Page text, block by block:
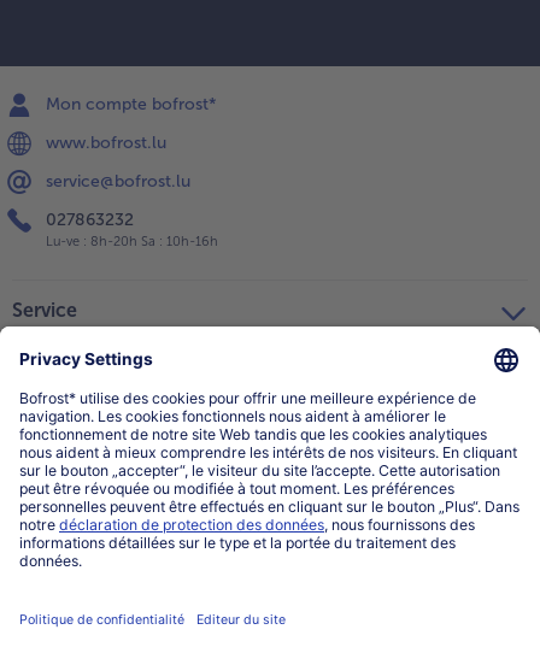
Mon compte bofrost*
www.bofrost.lu
service@bofrost.lu
027863232
Lu-ve : 8h-20h Sa : 10h-16h
Service
Qui sommes-nous?
Catégories